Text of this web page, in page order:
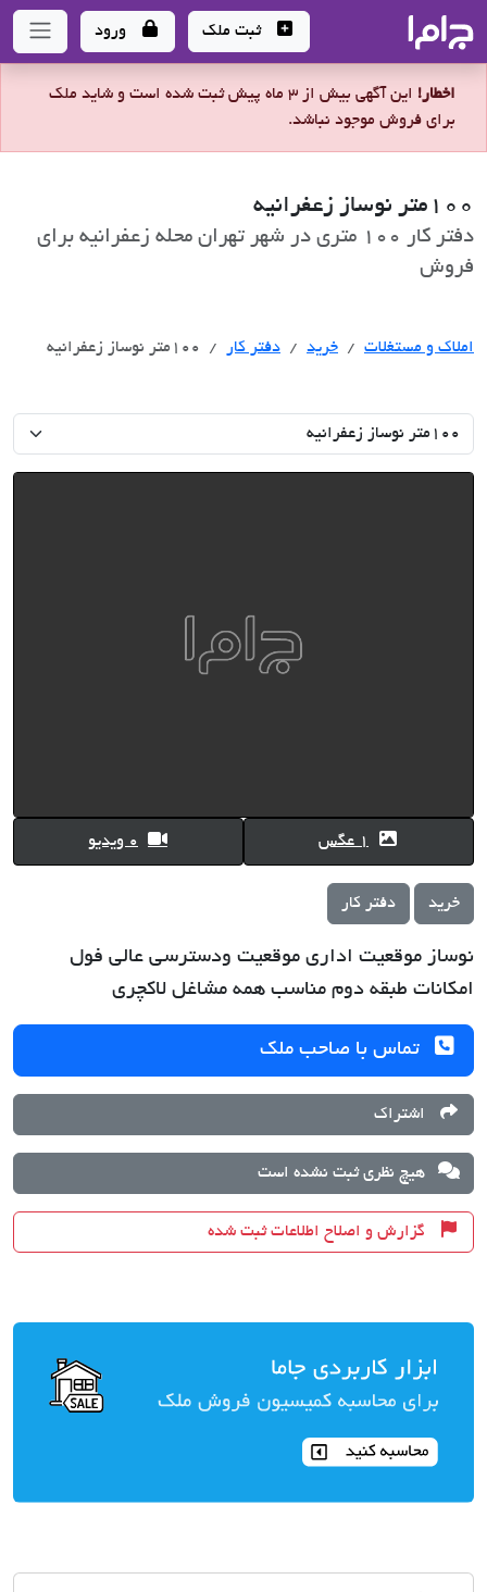
- سامانه جامع املاک و مشاورین املاک
ثبت ملک ورود
اخطار!
این آگهی بیش از 3 ماه پیش ثبت شده است و شاید ملک
برای فروش موجود نباشد.
100متر نوساز زعفرانیه
دفتر کار 100 متری در شهر تهران محله زعفرانیه برای
فروش
املاک و مستغلات خرید خرید
دفتر کار 100متر نوساز زعفرانیه
1 عگس 0 ویدیو
خرید دفتر کار
نوساز موقعیت اداری موقعیت ودسترسی عالی فول
امکانات طبقه دوم مناسب همه مشاغل لاکچری
تماس با صاحب ملک
اشتراک
هیچ نظری ثبت نشده است
گزارش و اصلاح اطلاعات ثبت شده